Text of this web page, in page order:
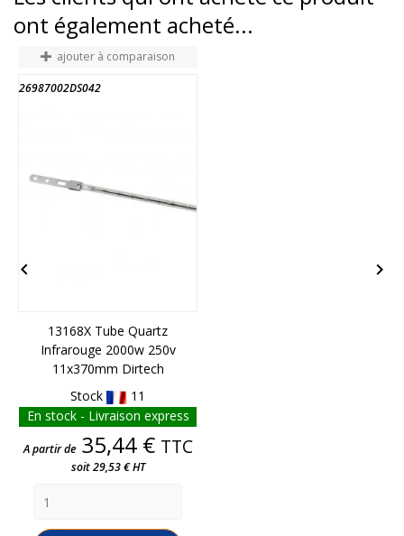
ont également acheté...
ajouter à comparaison
26987002DS042
13168X Tube Quartz
Infrarouge 2000w 250v
11x370mm Dirtech
Stock
11
En stock - Livraison express
Prix
A partir de 35,44 € TTC
soit 29,53 € HT
 